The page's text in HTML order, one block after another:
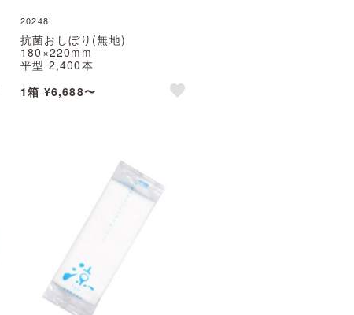
20248
抗菌おしぼり(無地)
180×220mm
平型 2,400本
※北海道・沖縄・離島 送料別途
※個人宅配送不可 (尚美堂/フジ
1箱 ¥6,688〜